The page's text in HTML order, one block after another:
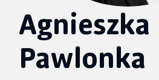
Agnieszka
Pawlonka